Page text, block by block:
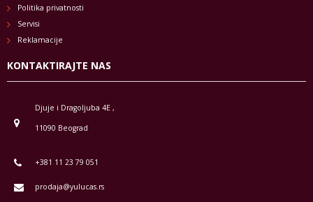
Politika privatnosti
Servisi
Reklamacije
KONTAKTIRAJTE NAS
Djuje i Dragoljuba 4E ,
11090 Beograd
+381 11 23 79 051
prodaja@yulucas.rs